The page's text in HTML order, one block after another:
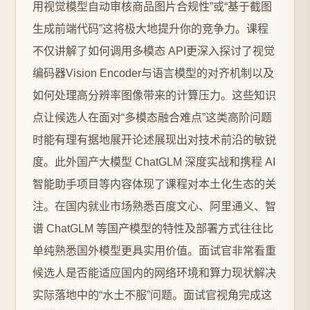
用视觉模型自动审核商品图片合规性”或“基于截图
生成前端代码”这将极大地提升你的竞争力。课程
不仅讲解了如何调用多模态 API更深入探讨了视觉
编码器Vision Encoder与语言模型的对齐机制以及
如何处理高分辨率图像带来的计算压力。这些知识
点让候选人在面对“多模态融合难点”这类高阶问题
时能有理有据地展开论述展现出对技术前沿的敏锐
度。此外国产大模型 ChatGLM 深度实战和携程 AI
智能助手项目等内容体现了课程对本土化生态的关
注。在国内就业市场熟悉百度文心、阿里通义、智
谱 ChatGLM 等国产模型的特性及部署方式往往比
单纯熟悉国外模型更具实用价值。面试官非常看重
候选人是否能适应国内的网络环境和算力现状解决
实际落地中的“水土不服”问题。面试官视角完成这